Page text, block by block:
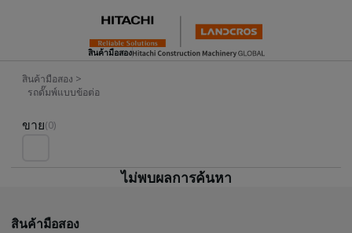
สินค้ามือสอง
สินค้ามือสอง >
รถดั๊มพ์แบบข้อต่อ
ขาย(0)
ไม่พบผลการค้นหา
สินค้ามือสอง